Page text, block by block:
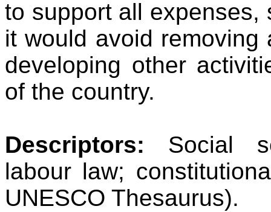
to support all
it would avoid
developing other
of the country.
Descriptors:
Social
labour law;
UNESCO Thesaurus).